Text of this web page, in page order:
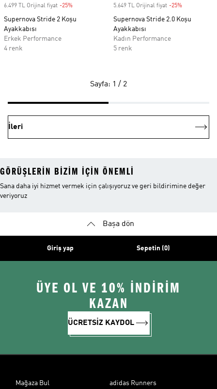
6.499 TL Orijinal fiyat -25%
Supernova Stride 2 Koşu
Ayakkabısı
Erkek Performance
4 renk
5.649 TL Orijinal fiyat -25%
Supernova Stride 2.0 Koşu
Ayakkabısı
Kadın Performance
5 renk
Sayfa: 1 / 2
İleri
GÖRÜŞLERIN BIZIM IÇIN ÖNEMLI
Sana daha iyi hizmet vermek için çalışıyoruz ve geri bildirimine değer
veriyoruz
Başa dön
Giriş yap Sepetin (0)
ÜYE OL VE 10% İNDİRİM
KAZAN
ÜCRETSİZ KAYDOL
Mağaza Bul adidas Runners